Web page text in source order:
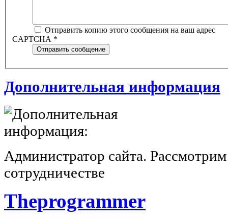
Отправить копию этого сообщения на ваш адрес
CAPTCHA *
Отправить сообщение
Дополнительная информация
Администратор сайта.
сотрудничестве
Theprogrammer